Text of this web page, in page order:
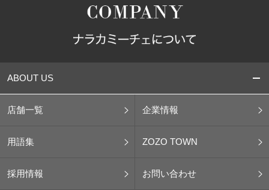
ABOUT US
店舗一覧 企業情報
用語集 ZOZO TOWN
採用情報 お問い合わせ